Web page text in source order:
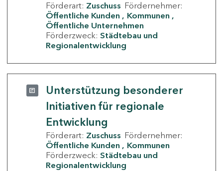
Förderart: Zuschuss Fördernehmer:
Öffentliche Kunden
Kommunen
Öffentliche Unternehmen
Förderzweck: Städtebau und
Regionalentwicklung
Unterstützung besonderer
Initiativen für regionale
Entwicklung
Förderart: Zuschuss Fördernehmer:
Öffentliche Kunden
Kommunen
Förderzweck: Städtebau und
Regionalentwicklung